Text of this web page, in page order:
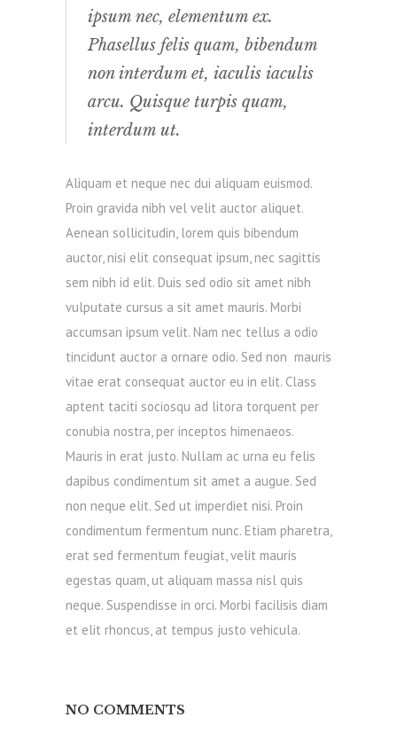
ipsum nec, elementum ex.
Phasellus felis quam, bibendum
non interdum et, iaculis iaculis
arcu. Quisque turpis quam,
interdum ut.
Aliquam et neque nec dui aliquam euismod.
Proin gravida nibh vel velit auctor aliquet.
Aenean sollicitudin, lorem quis bibendum
auctor, nisi elit consequat ipsum, nec sagittis
sem nibh id elit. Duis sed odio sit amet nibh
vulputate cursus a sit amet mauris. Morbi
accumsan ipsum velit. Nam nec tellus a odio
tincidunt auctor a ornare odio. Sed non mauris
vitae erat consequat auctor eu in elit. Class
aptent taciti sociosqu ad litora torquent per
conubia nostra, per inceptos himenaeos.
Mauris in erat justo. Nullam ac urna eu felis
dapibus condimentum sit amet a augue. Sed
non neque elit. Sed ut imperdiet nisi. Proin
condimentum fermentum nunc. Etiam pharetra,
erat sed fermentum feugiat, velit mauris
egestas quam, ut aliquam massa nisl quis
neque. Suspendisse in orci. Morbi facilisis diam
et elit rhoncus, at tempus justo vehicula.
NO COMMENTS